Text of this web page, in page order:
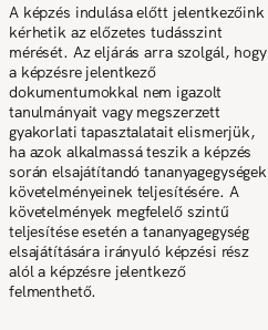
A képzés indulása előtt jelentkezőink
kérhetik az előzetes tudásszint
mérését. Az eljárás arra szolgál, hogy
a képzésre jelentkező
dokumentumokkal nem igazolt
tanulmányait vagy megszerzett
gyakorlati tapasztalatait elismerjük,
ha azok alkalmassá teszik a képzés
során elsajátítandó tananyagegységek
követelményeinek teljesítésére. A
követelmények megfelelő szintű
teljesítése esetén a tananyagegység
elsajátítására irányuló képzési rész
alól a képzésre jelentkező
felmenthető.